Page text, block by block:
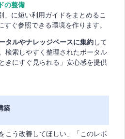
の整備
」に短い利用ガイドをまとめるこ
すぐ参照できる環境を作ります。
タルやナレッジベースに集約して
検索しやすく整理されたポータル
きにすぐ見られる」安心感を提供
築
こう改善してほしい」「このレポ